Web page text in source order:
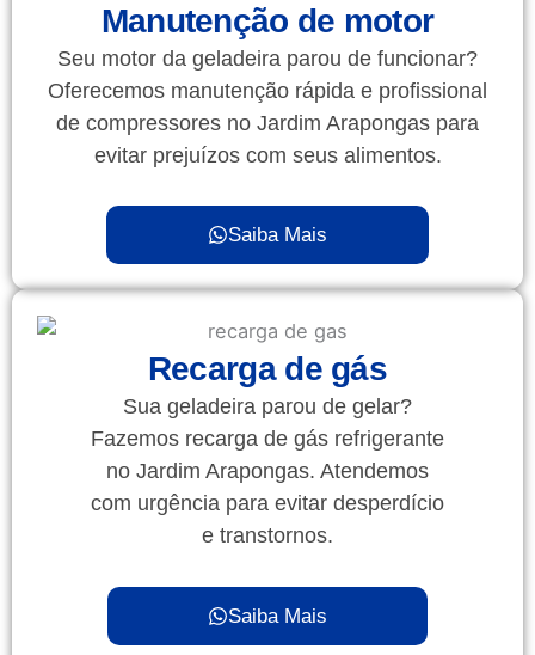
Manutenção de motor
Seu motor da geladeira parou de funcionar?
Oferecemos manutenção rápida e profissional
de compressores no Jardim Arapongas para
evitar prejuízos com seus alimentos.
Saiba Mais
Recarga de gás
Sua geladeira parou de gelar?
Fazemos recarga de gás refrigerante
no Jardim Arapongas. Atendemos
com urgência para evitar desperdício
e transtornos.
Saiba Mais